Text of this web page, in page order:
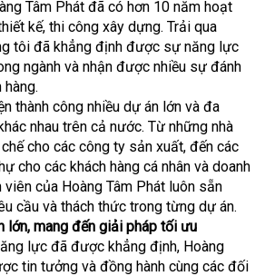
Tâm Phát đã có hơn 10 năm hoạt
kế, thi công xây dựng. Trải qua
tôi đã khẳng định được sự năng lực
ngành và nhận được nhiều sự đánh
thành công nhiều dự án lớn và đa
nhau trên cả nước. Từ những nhà
cho các công ty sản xuất, đến các
cho các khách hàng cá nhân và doanh
của Hoàng Tâm Phát luôn sẵn
cầu và thách thức trong từng dự án.
lớn, mang đến giải pháp tối ưu
lực đã được khẳng định, Hoàng
tin tưởng và đồng hành cùng các đối